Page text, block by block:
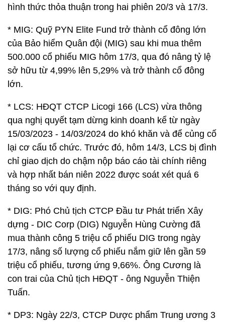
hình thức thỏa thuận trong hai phiên 20/3 và 17/3.
* MIG: Quỹ PYN Elite Fund trở thành cổ đông lớn
của Bảo hiểm Quân đội (MIG) sau khi mua thêm
500.000 cổ phiếu MIG hôm 17/3, qua đó nâng tỷ lệ
sở hữu từ 4,99% lên 5,29% và trở thành cổ đông
lớn.
* LCS: HĐQT CTCP Licogi 166 (LCS) vừa thông
qua nghị quyết tạm dừng kinh doanh kể từ ngày
15/03/2023 - 14/03/2024 do khó khăn và để củng cố
lại cơ cấu tổ chức. Trước đó, hôm 14/3, LCS bị đình
chỉ giao dịch do chậm nộp báo cáo tài chính riêng
và hợp nhất bán niên 2022 được soát xét quá 6
tháng so với quy định.
* DIG: Phó Chủ tịch CTCP Đầu tư Phát triển Xây
dựng - DIC Corp (DIG) Nguyễn Hùng Cường đã
mua thành công 5 triệu cổ phiếu DIG trong ngày
17/3, nâng số lượng cổ phiếu nắm giữ lên gần 59
triệu cổ phiếu, tương ứng 9,66%. Ông Cương là
con trai của Chủ tịch HĐQT - ông Nguyễn Thiện
Tuấn.
* DP3: Ngày 22/3, CTCP Dược phẩm Trung ương 3